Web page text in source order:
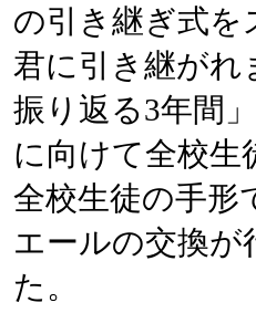
の引き継ぎ式を
君に引き継がれ
振り返る3年間
に向けて全校生
全校生徒の手形
エールの交換が
た。